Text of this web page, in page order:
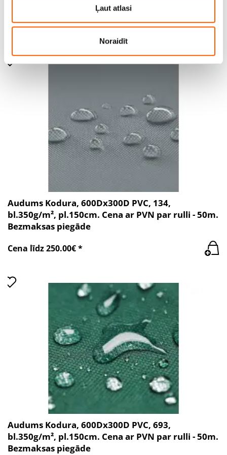
partneriem, kuri to var apvienot ar citu informāciju, ko
viņiem sniedzat vai ko viņi apkopo, kad lietojat viņu
pakalpojumus.
Ļaut atlasi
Noraidīt
Cena līdz 190.00€ *
Audums Kodura, 600Dx300D PVC, 134,
bl.350g/m², pl.150cm. Cena ar PVN par rulli - 50m.
Bezmaksas piegāde
Cena līdz 250.00€ *
Audums Kodura, 600Dx300D PVC, 693,
bl.350g/m², pl.150cm. Cena ar PVN par rulli - 50m.
Bezmaksas piegāde